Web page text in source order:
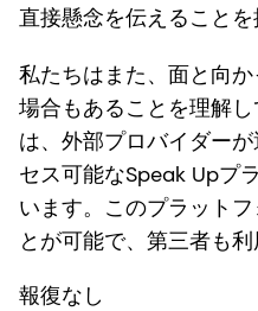
直接懸念を伝えることを
私たちはまた、面と向
場合もあることを理解
は、外部プロバイダー
セス可能なSpeak Upプ
います。このプラット
とが可能で、第三者も利
報復なし